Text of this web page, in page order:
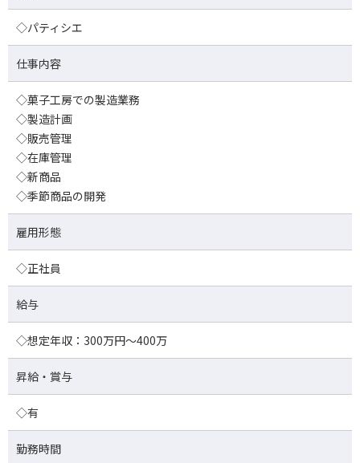
◇パティシエ
仕事内容
◇菓子工房での製造業務
◇製造計画
◇販売管理
◇在庫管理
◇新商品
◇季節商品の開発
雇用形態
◇正社員
給与
◇想定年収：300万円～400万
昇給・賞与
◇有
勤務時間